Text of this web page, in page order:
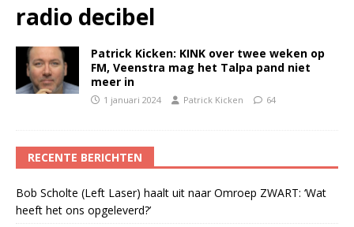
radio decibel
Patrick Kicken: KINK over twee weken op
FM, Veenstra mag het Talpa pand niet
meer in
1 januari 2024 Patrick Kicken 64
RECENTE BERICHTEN
Bob Scholte (Left Laser) haalt uit naar Omroep ZWART: ‘Wat
heeft het ons opgeleverd?’